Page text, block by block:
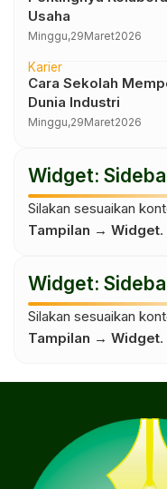
Usaha
Minggu,29Maret2026
Karier
Cara Sekolah
Dunia Industri
Minggu,29Maret2026
Widget:
Silakan sesuaikan
Tampilan → Widget.
Widget:
Silakan sesuaikan
Tampilan → Widget.